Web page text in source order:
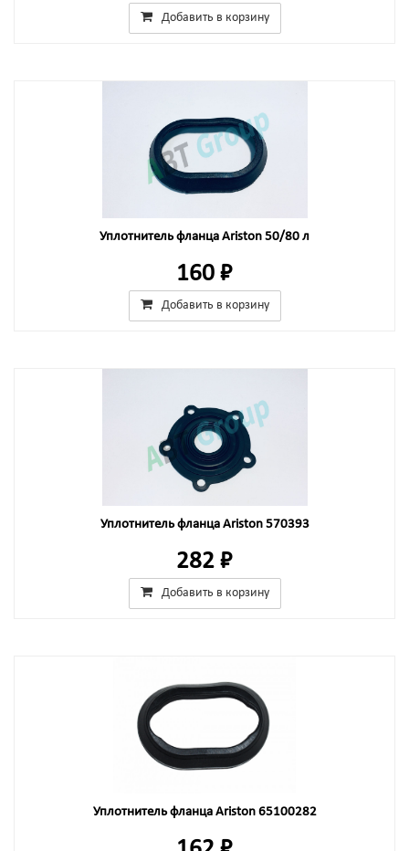
Добавить в корзину
Уплотнитель фланца Ariston 50/80 л
160 ₽
Добавить в корзину
Уплотнитель фланца Ariston 570393
282 ₽
Добавить в корзину
Уплотнитель фланца Ariston 65100282